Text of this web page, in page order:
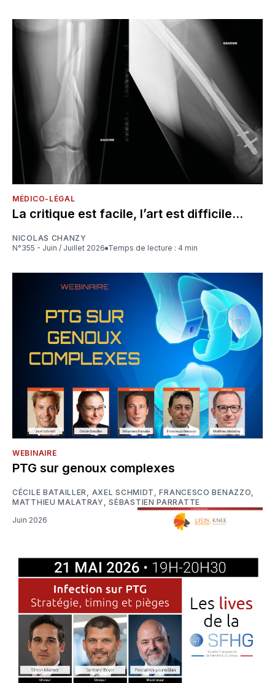
MÉDICO-LÉGAL
La critique est facile, l’art est difficile...
NICOLAS CHANZY
N°355 - Juin / Juillet 2026
Temps de lecture : 4 min
WEBINAIRE
PTG sur genoux complexes
CÉCILE BATAILLER AXEL SCHMIDT ,FRANCESCO BENAZZO
MATTHIEU MALATRAY
,SÉBASTIEN PARRATTE
Juin 2026